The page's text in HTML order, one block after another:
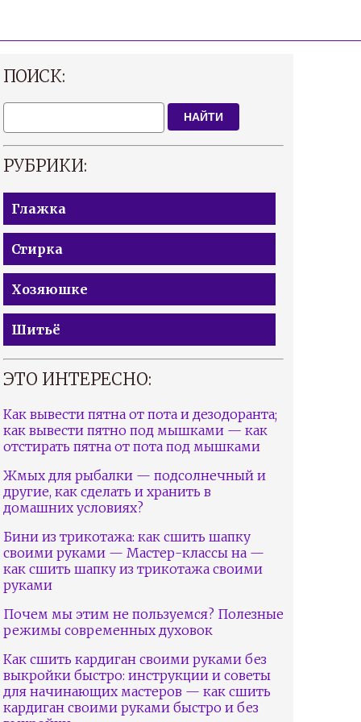
ПОИСК:
НАЙТИ
РУБРИКИ:
Глажка
Стирка
Хозяюшке
Шитьё
ЭТО ИНТЕРЕСНО:
Как вывести пятна от пота и дезодоранта;
как вывести пятно под мышками — как
отстирать пятна от пота под мышками
Жмых для рыбалки — подсолнечный и
другие, как сделать и хранить в
домашних условиях?
Бини из трикотажа: как сшить шапку
своими руками — Мастер-классы на —
как сшить шапку из трикотажа своими
руками
Почем мы этим не пользуемся? Полезные
режимы современных духовок
Как сшить кардиган своими руками без
выкройки быстро: инструкции и советы
для начинающих мастеров — как сшить
кардиган своими руками быстро и без